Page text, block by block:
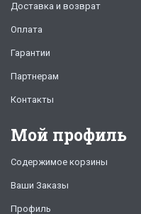
Доставка и возврат
Оплата
Гарантии
Партнерам
Контакты
Мой профиль
Содержимое корзины
Ваши Заказы
Профиль